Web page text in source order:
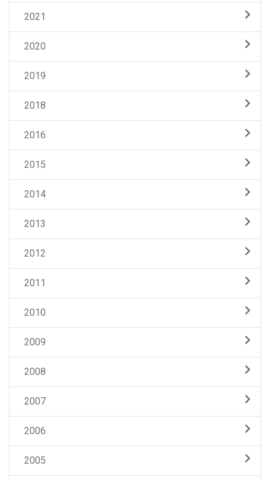
2021
2020
2019
2018
2016
2015
2014
2013
2012
2011
2010
2009
2008
2007
2006
2005